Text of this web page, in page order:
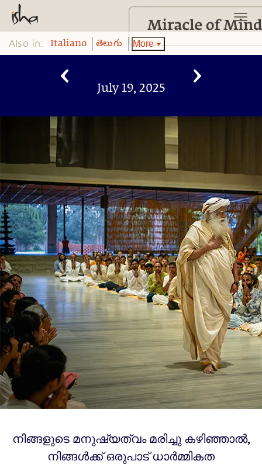
Also in: Italiano తెలుగు More
July 19, 2025
നിങ്ങളുടെ മനുഷ്യത്വം മരിച്ചു കഴിഞ്ഞാൽ,
നിങ്ങൾക്ക് ഒരുപാട് ധാർമ്മികത